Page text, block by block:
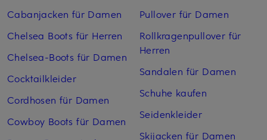
Cabanjacken für Damen
Chelsea Boots für Herren
Chelsea-Boots für Damen
Cocktailkleider
Cordhosen für Damen
Cowboy Boots für Damen
Pullover für Damen
Rollkragenpullover für
Herren
Sandalen für Damen
Schuhe kaufen
Seidenkleider
Skijacken für Damen